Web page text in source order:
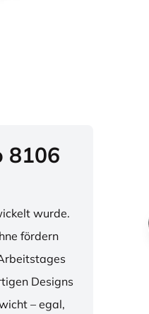
8106
wurde.
fördern
Designs
– egal,